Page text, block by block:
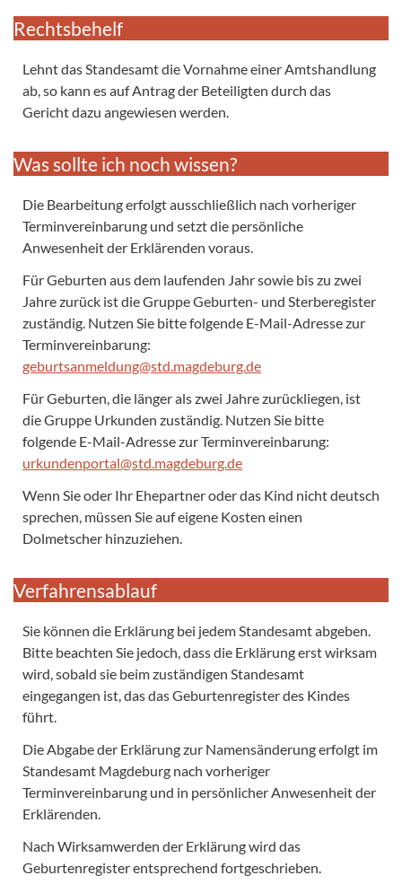
Rechtsbehelf
Lehnt das Standesamt die Vornahme einer Amtshandlung
ab, so kann es auf Antrag der Beteiligten durch das
Gericht dazu angewiesen werden.
Was sollte ich noch wissen?
Die Bearbeitung erfolgt ausschließlich nach vorheriger
Terminvereinbarung und setzt die persönliche
Anwesenheit der Erklärenden voraus.
Für Geburten aus dem laufenden Jahr sowie bis zu zwei
Jahre zurück ist die Gruppe Geburten- und Sterberegister
zuständig. Nutzen Sie bitte folgende E-Mail-Adresse zur
Terminvereinbarung:
geburtsanmeldung@std.magdeburg.de
Für Geburten, die länger als zwei Jahre zurückliegen, ist
die Gruppe Urkunden zuständig. Nutzen Sie bitte
folgende E-Mail-Adresse zur Terminvereinbarung:
urkundenportal@std.magdeburg.de
Wenn Sie oder Ihr Ehepartner oder das Kind nicht deutsch
sprechen, müssen Sie auf eigene Kosten einen
Dolmetscher hinzuziehen.
Verfahrensablauf
Sie können die Erklärung bei jedem Standesamt abgeben.
Bitte beachten Sie jedoch, dass die Erklärung erst wirksam
wird, sobald sie beim zuständigen Standesamt
eingegangen ist, das das Geburtenregister des Kindes
führt.
Die Abgabe der Erklärung zur Namensänderung erfolgt im
Standesamt Magdeburg nach vorheriger
Terminvereinbarung und in persönlicher Anwesenheit der
Erklärenden.
Nach Wirksamwerden der Erklärung wird das
Geburtenregister entsprechend fortgeschrieben.